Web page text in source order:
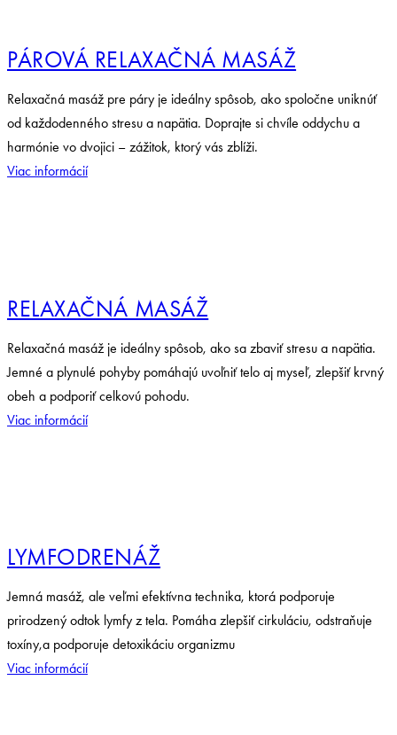
PÁROVÁ RELAXAČNÁ MASÁŽ
Relaxačná masáž pre páry je ideálny spôsob, ako spoločne uniknúť
od každodenného stresu a napätia. Doprajte si chvíle oddychu a
harmónie vo dvojici – zážitok, ktorý vás zblíži.
Viac informácií
RELAXAČNÁ MASÁŽ
Relaxačná masáž je ideálny spôsob, ako sa zbaviť stresu a napätia.
Jemné a plynulé pohyby pomáhajú uvoľniť telo aj myseľ, zlepšiť krvný
obeh a podporiť celkovú pohodu.
Viac informácií
LYMFODRENÁŽ
Jemná masáž, ale veľmi efektívna technika, ktorá podporuje
prirodzený odtok lymfy z tela. Pomáha zlepšiť cirkuláciu, odstraňuje
toxíny,a podporuje detoxikáciu organizmu
Viac informácií